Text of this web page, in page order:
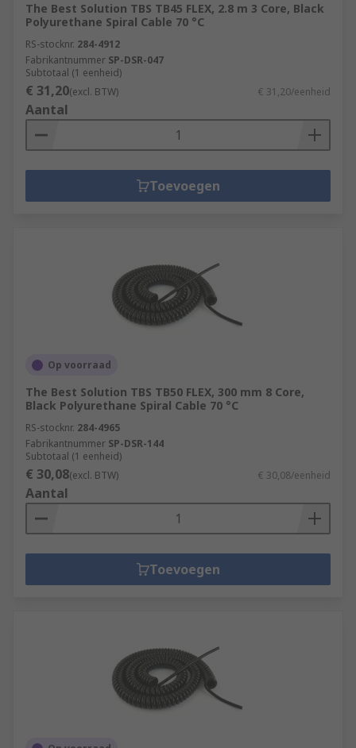
The Best Solution TBS TB45 FLEX, 2.8 m 3 Core, Black
Polyurethane Spiral Cable 70 °C
RS-stocknr. 284-4912
Fabrikantnummer SP-DSR-047
Subtotaal (1 eenheid)
€ 31,20(excl. BTW) € 31,20/eenheid
Aantal
Toevoegen
Op voorraad
The Best Solution TBS TB50 FLEX, 300 mm 8 Core,
Black Polyurethane Spiral Cable 70 °C
RS-stocknr. 284-4965
Fabrikantnummer SP-DSR-144
Subtotaal (1 eenheid)
€ 30,08(excl. BTW) € 30,08/eenheid
Aantal
Toevoegen